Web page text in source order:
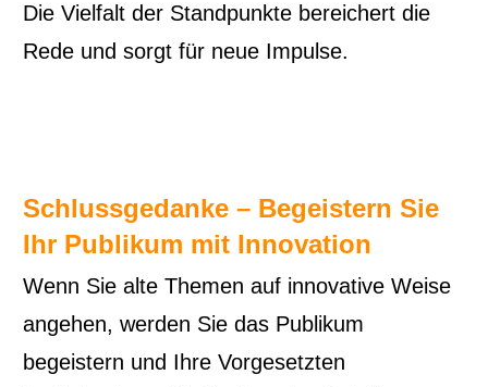
Die Vielfalt der Standpunkte bereichert die
Rede und sorgt für neue Impulse.
Schlussgedanke – Begeistern Sie
Ihr Publikum mit Innovation
Wenn Sie alte Themen auf innovative Weise
angehen, werden Sie das Publikum
begeistern und Ihre Vorgesetzten